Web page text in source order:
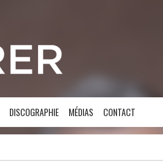
DISCOGRAPHIE MÉDIAS CONTACT